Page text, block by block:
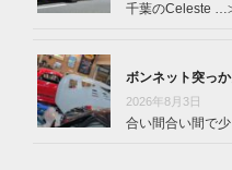
千葉のCeleste …
ボンネット突っ
2026年8月3日
合い間合い間で